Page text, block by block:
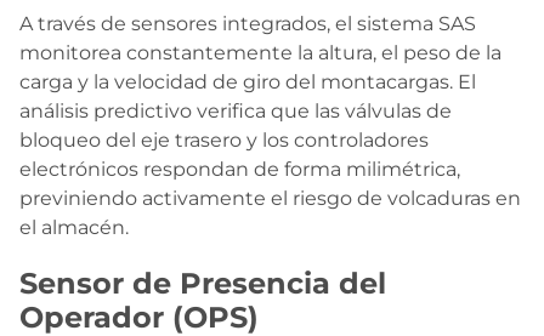
A través de sensores integrados, el sistema SAS
monitorea constantemente la altura, el peso de la
carga y la velocidad de giro del montacargas. El
análisis predictivo verifica que las válvulas de
bloqueo del eje trasero y los controladores
electrónicos respondan de forma milimétrica,
previniendo activamente el riesgo de volcaduras en
el almacén.
Sensor de Presencia del
Operador (OPS)